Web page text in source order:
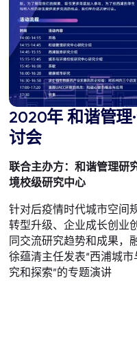
2020年 和谐管理
讨会
联合主办方：和谐管理研
境校级研究中心
针对后疫情时代城市空间
转型升级、企业成长创业
同交流研究趋势和成果，
徐蕴清主任发表“西浦城
究和探索”的专题演讲